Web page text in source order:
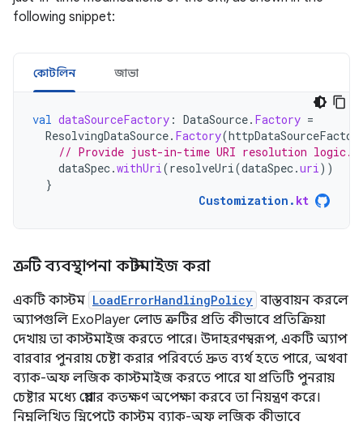
following snippet:
কোটলিন জাভা
val dataSourceFactory : DataSource. Factory =
ResolvingDataSource. Factory(
// Provide just-in-time URI resolution logic.
dataSpec.withUri(resolveUri(dataSpec.uri))
}
Customization . kt
ত্রুটি ব্যবস্থাপনা কাস্টমাইজ করা
একটি কাস্টম LoadErrorHandlingPolicy বাস্তবায়ন করলে
অ্যাপগুলি ExoPlayer লোড ত্রুটির প্রতি কীভাবে প্রতিক্রিয়া
দেখায় তা কাস্টমাইজ করতে পারে। উদাহরণস্বরূপ, একটি অ্যাপ
বারবার পুনরায় চেষ্টা করার পরিবর্তে দ্রুত ব্যর্থ হতে পারে, অথবা
ব্যাক-অফ লজিক কাস্টমাইজ করতে পারে যা প্রতিটি পুনরায়
চেষ্টার মধ্যে প্লেয়ার কতক্ষণ অপেক্ষা করবে তা নিয়ন্ত্রণ করে।
নিম্নলিখিত স্নিপেটে কাস্টম ব্যাক-অফ লজিক কীভাবে